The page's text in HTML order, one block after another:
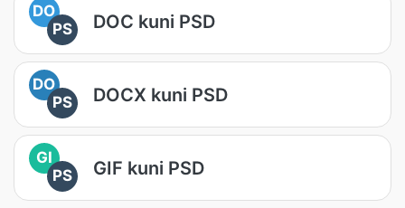
DO
PS
DOC kuni PSD
DO
PS
DOCX kuni PSD
GI
PS
GIF kuni PSD